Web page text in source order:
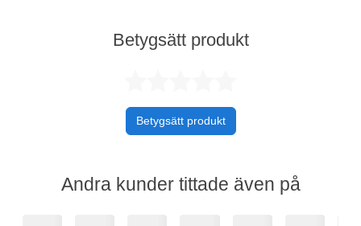
Betygsätt produkt
Betygsätt produkt
Andra kunder tittade även på